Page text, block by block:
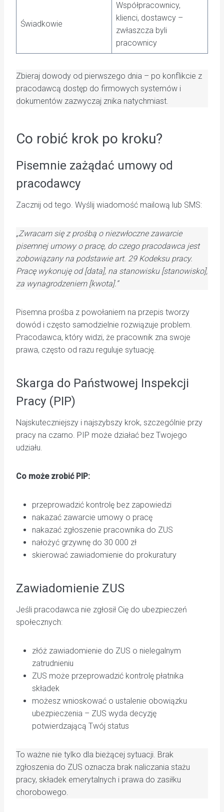
Świadkowie
Współpracownicy,
klienci, dostawcy –
zwłaszcza byli
pracownicy
Zbieraj dowody od pierwszego dnia – po konflikcie z
pracodawcą dostęp do firmowych systemów i
dokumentów zazwyczaj znika natychmiast.
Co robić krok po kroku?
Pisemnie zażądać umowy od
pracodawcy
Zacznij od tego. Wyślij wiadomość mailową lub SMS:
„Zwracam się z prośbą o niezwłoczne zawarcie
pisemnej umowy o pracę, do czego pracodawca jest
zobowiązany na podstawie art. 29 Kodeksu pracy.
Pracę wykonuję od [data], na stanowisku [stanowisko],
za wynagrodzeniem [kwota].”
Pisemna prośba z powołaniem na przepis tworzy
dowód i często samodzielnie rozwiązuje problem.
Pracodawca, który widzi, że pracownik zna swoje
prawa, często od razu reguluje sytuację.
Skarga do Państwowej Inspekcji
Pracy (PIP)
Najskuteczniejszy i najszybszy krok, szczególnie przy
pracy na czarno. PIP może działać bez Twojego
udziału.
Co może zrobić PIP:
przeprowadzić kontrolę bez zapowiedzi
nakazać zawarcie umowy o pracę
nakazać zgłoszenie pracownika do ZUS
nałożyć grzywnę do 30 000 zł
skierować zawiadomienie do prokuratury
Zawiadomienie ZUS
Jeśli pracodawca nie zgłosił Cię do ubezpieczeń
społecznych:
złóż zawiadomienie do ZUS o nielegalnym
zatrudnieniu
ZUS może przeprowadzić kontrolę płatnika
składek
możesz wnioskować o ustalenie obowiązku
ubezpieczenia – ZUS wyda decyzję
potwierdzającą Twój status
To ważne nie tylko dla bieżącej sytuacji. Brak
zgłoszenia do ZUS oznacza brak naliczania stażu
pracy, składek emerytalnych i prawa do zasiłku
chorobowego.